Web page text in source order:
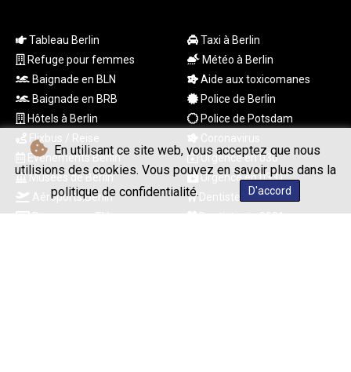
En utilisant ce site web, vous acceptez que nous
utilisions des cookies. Vous pouvez en savoir plus dans la
politique de confidentialité.
D'accord
MDL 20.102303
4982.944983
MKD 61.70777
MMK
2427.596601
MNT 4159.0218
MOP 9.34149
MRU 46.349915
MUR 54.396619
MVR 17.862733
Tableau Berlin
Refuge pour femmes
Baignade en BLN
Baignade en BRB
Hôtels à Berlin
Flixbus / Reise
Événements Berlin
Musées de Berlin
Aéroports Berlin
Programme TV
Taxi à Berlin
Météo à Berlin
Aide aux toxicomanes
Police de Berlin
Police de Potsdam
Coronavirus
Urgence en 030
Urgence en 0331
Dentistes en 030
Dentistes in 0331